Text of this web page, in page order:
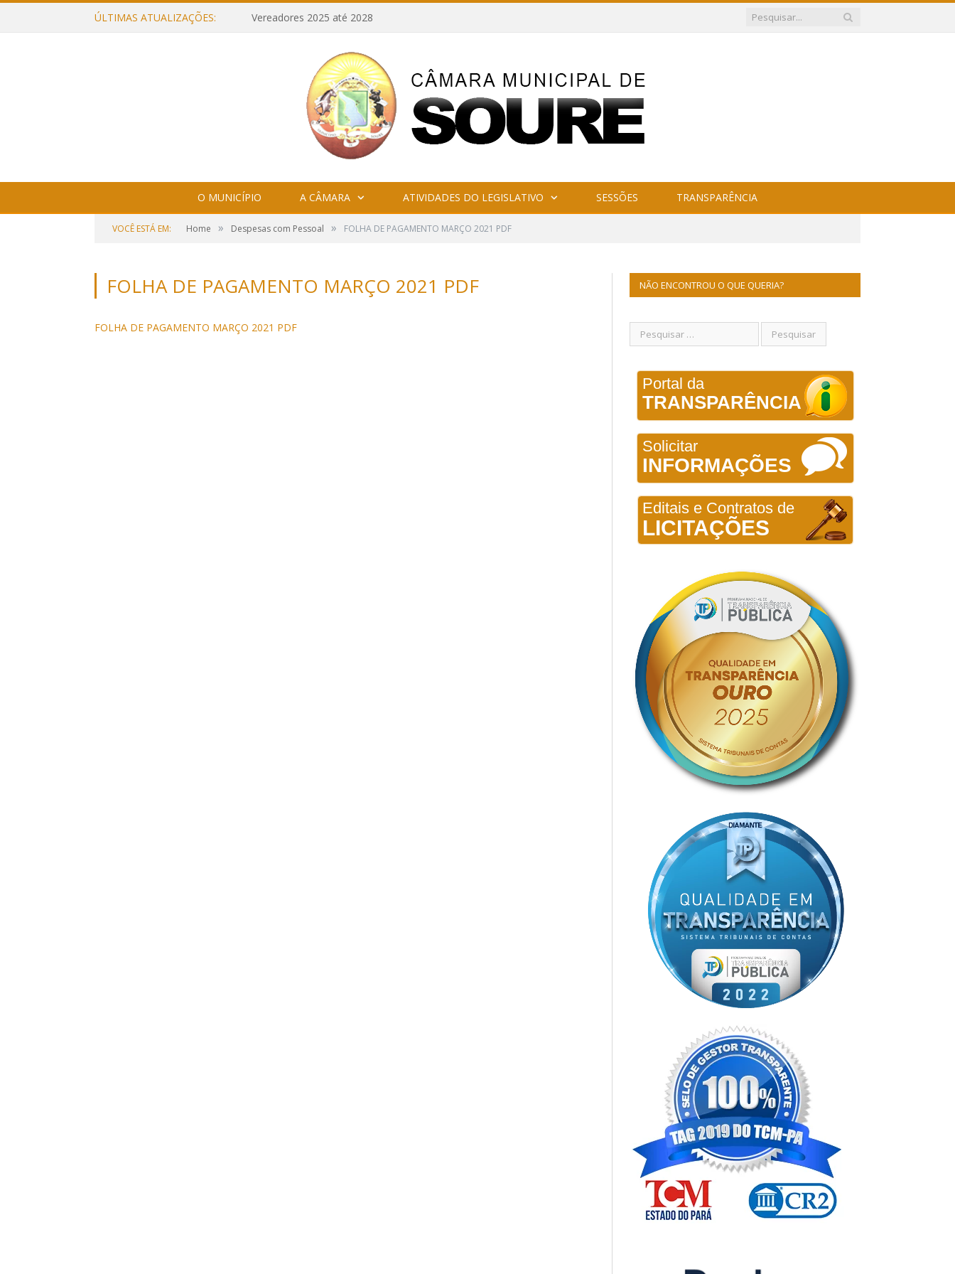
ÚLTIMAS ATUALIZAÇÕES: Vereadores 2025 até 2028
O MUNICÍPIO A CÂMARA ATIVIDADES DO LEGISLATIVO SESSÕES TRANSPARÊNCIA
VOCÊ ESTÁ EM: Home » Despesas com Pessoal » FOLHA DE PAGAMENTO MARÇO 2021 PDF
FOLHA DE PAGAMENTO MARÇO 2021 PDF
FOLHA DE PAGAMENTO MARÇO 2021 PDF
NÃO ENCONTROU O QUE QUERIA?
Portal da
TRANSPARÊNCIA
Solicitar
INFORMAÇÕES
Editais e Contratos de
LICITAÇÕES